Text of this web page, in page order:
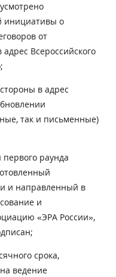
инициативы о
от
Всероссийского
в адрес
так и письменные)
раунда
и направленный в
и
«ЭРА России»,
срока,
ведение